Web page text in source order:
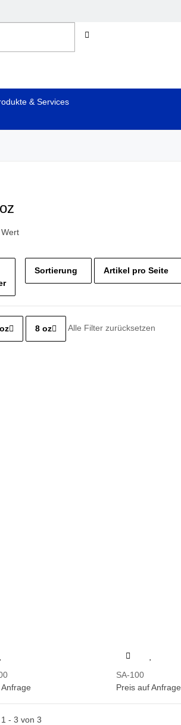
& Services
Sortierung Artikel pro Seite
8 oz Alle Filter zurücksetzen
SA-100
Preis auf Anfrage
- 3 von 3